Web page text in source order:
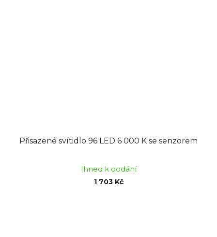
Přisazené svítidlo 96 LED 6 000 K se senzorem
Ihned k dodání
1 703 Kč